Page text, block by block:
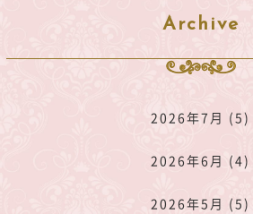
Archive
2026年7月 (5)
2026年6月 (4)
2026年5月 (5)